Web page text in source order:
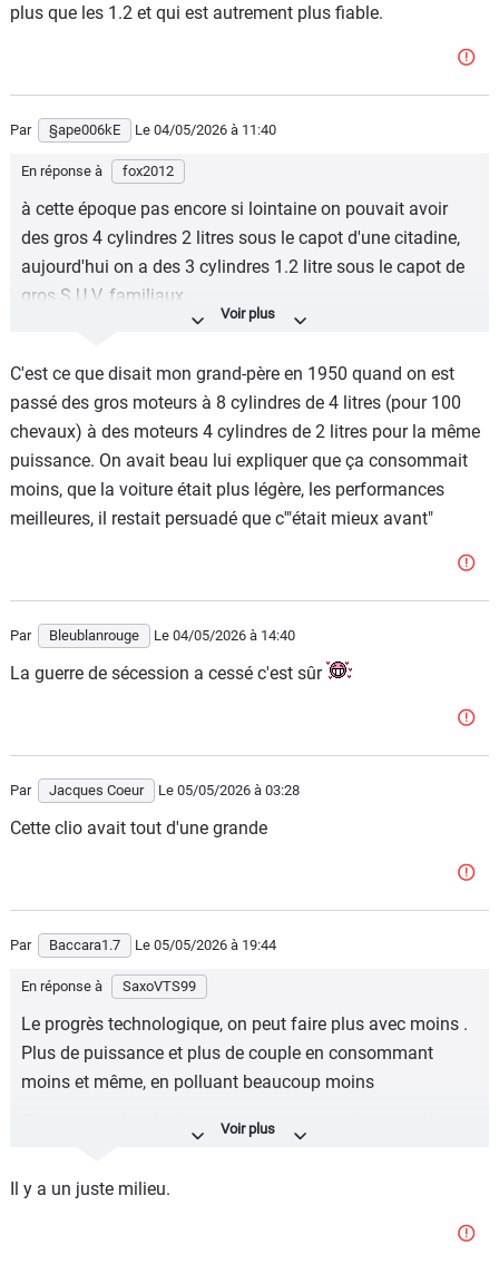
plus que les 1.2 et qui est autrement plus fiable.
Par §ape006kE Le 04/05/2026 à 11:40
En réponse à fox2012
à cette époque pas encore si lointaine on pouvait avoir
des gros 4 cylindres 2 litres sous le capot d'une citadine,
aujourd'hui on a des 3 cylindres 1.2 litre sous le capot de
gros S.U.V. familiaux.
TEMPS ?????
C'est ce que disait mon grand-père en 1950 quand on est
passé des gros moteurs à 8 cylindres de 4 litres (pour 100
chevaux) à des moteurs 4 cylindres de 2 litres pour la même
puissance. On avait beau lui expliquer que ça consommait
moins, que la voiture était plus légère, les performances
meilleures, il restait persuadé que c'"était mieux avant"
Par Bleublanrouge Le 04/05/2026 à 14:40
La guerre de sécession a cessé c'est sûr
Par Jacques Coeur Le 05/05/2026 à 03:28
Cette clio avait tout d'une grande
Par Baccara1.7 Le 05/05/2026 à 19:44
En réponse à SaxoVTS99
Le progrès technologique, on peut faire plus avec moins .
Plus de puissance et plus de couple en consommant
moins et même, en polluant beaucoup moins
Sinon, avec de tel raisonnement on en serait encore à
Il y a un juste milieu.